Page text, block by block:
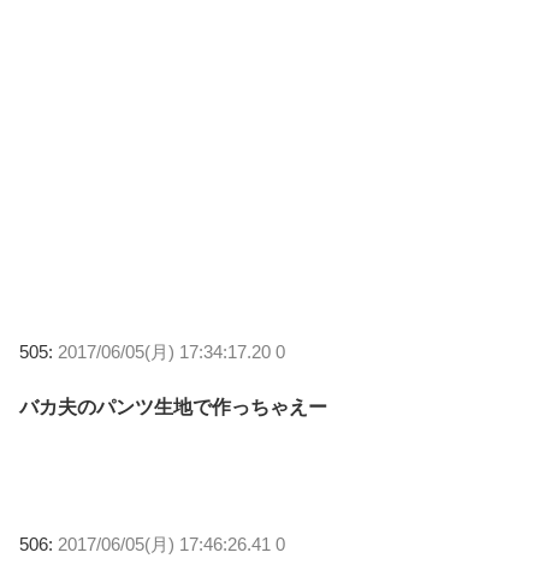
505: 2017/06/05(月) 17:34:17.20 0
バカ夫のパンツ生地で作っちゃえー
506: 2017/06/05(月) 17:46:26.41 0